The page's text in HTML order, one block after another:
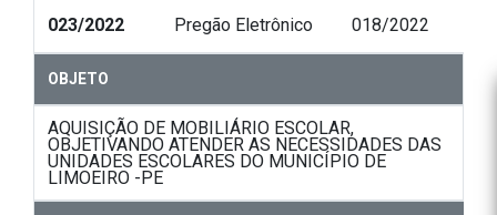
023/2022 Pregão Eletrônico 018/2022
OBJETO
AQUISIÇÃO DE MOBILIÁRIO ESCOLAR,
OBJETIVANDO ATENDER AS NECESSIDADES DAS
UNIDADES ESCOLARES DO MUNICÍPIO DE
LIMOEIRO -PE